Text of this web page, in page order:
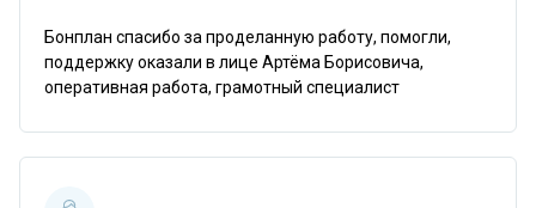
Бонплан спасибо за проделанную работу, помогли,
поддержку оказали в лице Артёма Борисовича,
оперативная работа, грамотный специалист